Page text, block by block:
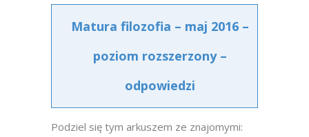
Matura filozofia – maj 2016 –
poziom rozszerzony –
odpowiedzi
Podziel się tym arkuszem ze znajomymi: